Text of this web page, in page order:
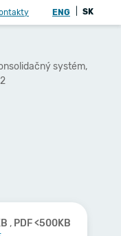
ENG SK
systém,
, PDF <500KB